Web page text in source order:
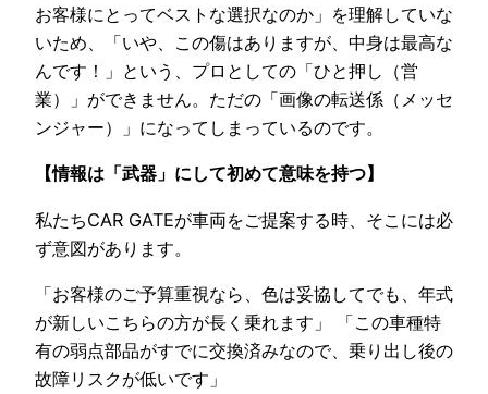
お客様にとってベストな選択なのか」を理解していな
いため、「いや、この傷はありますが、中身は最高な
んです！」という、プロとしての「ひと押し（営
業）」ができません。ただの「画像の転送係（メッセ
ンジャー）」になってしまっているのです。
【情報は「武器」にして初めて意味を持つ】
私たちCAR GATEが車両をご提案する時、そこには必
ず意図があります。
「お客様のご予算重視なら、色は妥協してでも、年式
が新しいこちらの方が長く乗れます」 「この車種特
有の弱点部品がすでに交換済みなので、乗り出し後の
故障リスクが低いです」